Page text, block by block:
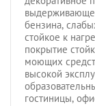
бензина,
стойкое к
покрытие
моющих
высокой
гостиницы,